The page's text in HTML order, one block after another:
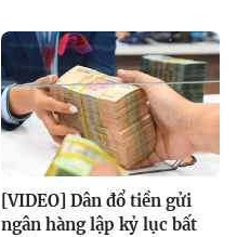
[VIDEO] Dân đổ tiền gửi
ngân hàng lập kỷ lục bất